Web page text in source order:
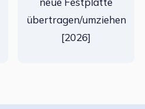
übertragen/umziehen
[2026]